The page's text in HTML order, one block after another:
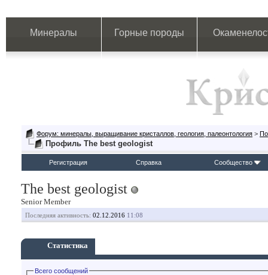
Минералы Горные породы
Форум: минералы, выращивание кристаллов, геология, палеонтология >
Профиль The best geologist
Регистрация Справка Сообщество
The best geologist
Senior Member
Последняя активность: 02.12.2016 11:08
Статистика
Всего сообщений